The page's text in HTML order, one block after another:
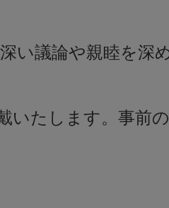
い議論や親睦を深
たします。事前